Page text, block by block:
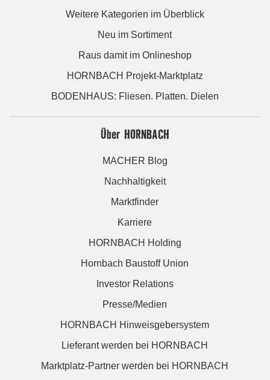
Weitere Kategorien im Überblick
Neu im Sortiment
Raus damit im Onlineshop
HORNBACH Projekt-Marktplatz
BODENHAUS: Fliesen. Platten. Dielen
Über HORNBACH
MACHER Blog
Nachhaltigkeit
Marktfinder
Karriere
HORNBACH Holding
Hornbach Baustoff Union
Investor Relations
Presse/Medien
HORNBACH Hinweisgebersystem
Lieferant werden bei HORNBACH
Marktplatz-Partner werden bei HORNBACH